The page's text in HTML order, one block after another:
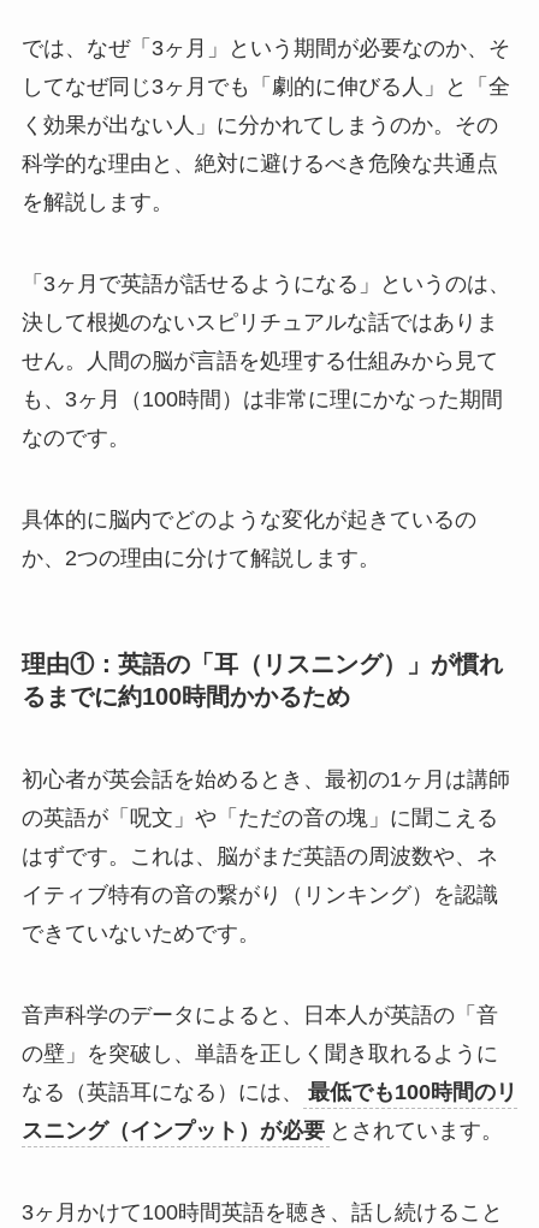
では、なぜ「3ヶ月」という期間が必要なのか、そ
してなぜ同じ3ヶ月でも「劇的に伸びる人」と「全
く効果が出ない人」に分かれてしまうのか。その
科学的な理由と、絶対に避けるべき危険な共通点
を解説します。
「3ヶ月で英語が話せるようになる」というのは、
決して根拠のないスピリチュアルな話ではありま
せん。人間の脳が言語を処理する仕組みから見て
も、3ヶ月（100時間）は非常に理にかなった期間
なのです。
具体的に脳内でどのような変化が起きているの
か、2つの理由に分けて解説します。
理由①：英語の「耳（リスニング）」が慣れ
るまでに約100時間かかるため
初心者が英会話を始めるとき、最初の1ヶ月は講師
の英語が「呪文」や「ただの音の塊」に聞こえる
はずです。これは、脳がまだ英語の周波数や、ネ
イティブ特有の音の繋がり（リンキング）を認識
できていないためです。
音声科学のデータによると、日本人が英語の「音
の壁」を突破し、単語を正しく聞き取れるように
なる（英語耳になる）には、
最低でも100時間のリ
スニング（インプット）が必要 とされています。
3ヶ月かけて100時間英語を聴き、話し続けること